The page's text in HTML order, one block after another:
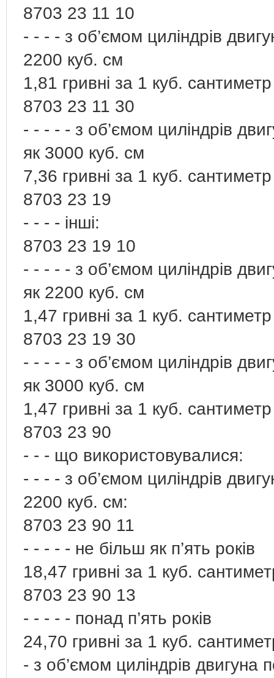
8703 23 11 10
- - - - з об’ємом циліндрів
2200 куб. см
1,81 гривні за 1 куб.
8703 23 11 30
- - - - - з об’ємом циліндрів
як 3000 куб. см
7,36 гривні за 1 куб.
8703 23 19
- - - - інші:
8703 23 19 10
- - - - - з об’ємом циліндрів
як 2200 куб. см
1,47 гривні за 1 куб.
8703 23 19 30
- - - - - з об’ємом циліндрів
як 3000 куб. см
1,47 гривні за 1 куб.
8703 23 90
- - - що використовувалися:
- - - - з об’ємом циліндрів
2200 куб. см:
8703 23 90 11
- - - - - не більш як п’ять років
18,47 гривні за 1 куб.
8703 23 90 13
- - - - - понад п’ять років
24,70 гривні за 1 куб.
- з об’ємом циліндрів